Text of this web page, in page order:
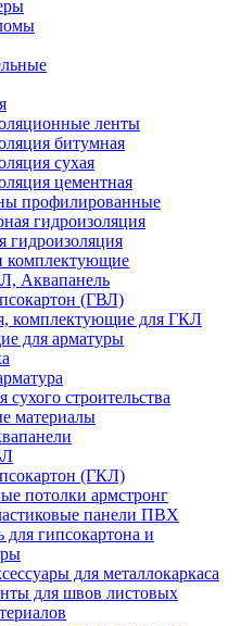
ленты
битумная
сухая
цементная
профилированные
гидроизоляция
гидроизоляция
комплектующие
Аквапанель
(ГВЛ)
комплектующие для ГКЛ
для арматуры
строительства
материалы
(ГКЛ)
потолки армстронг
панели ПВХ
гипсокартона и
для металлокаркаса
для швов листовых